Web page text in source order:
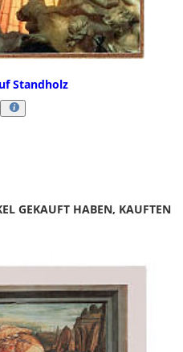
Standholz
GEKAUFT HABEN, KAUFTEN